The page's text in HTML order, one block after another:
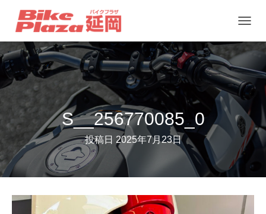
ビ
ー
シ
ョ
ン
を
り
え
S__256770085_0
投稿日 2025年7月23日